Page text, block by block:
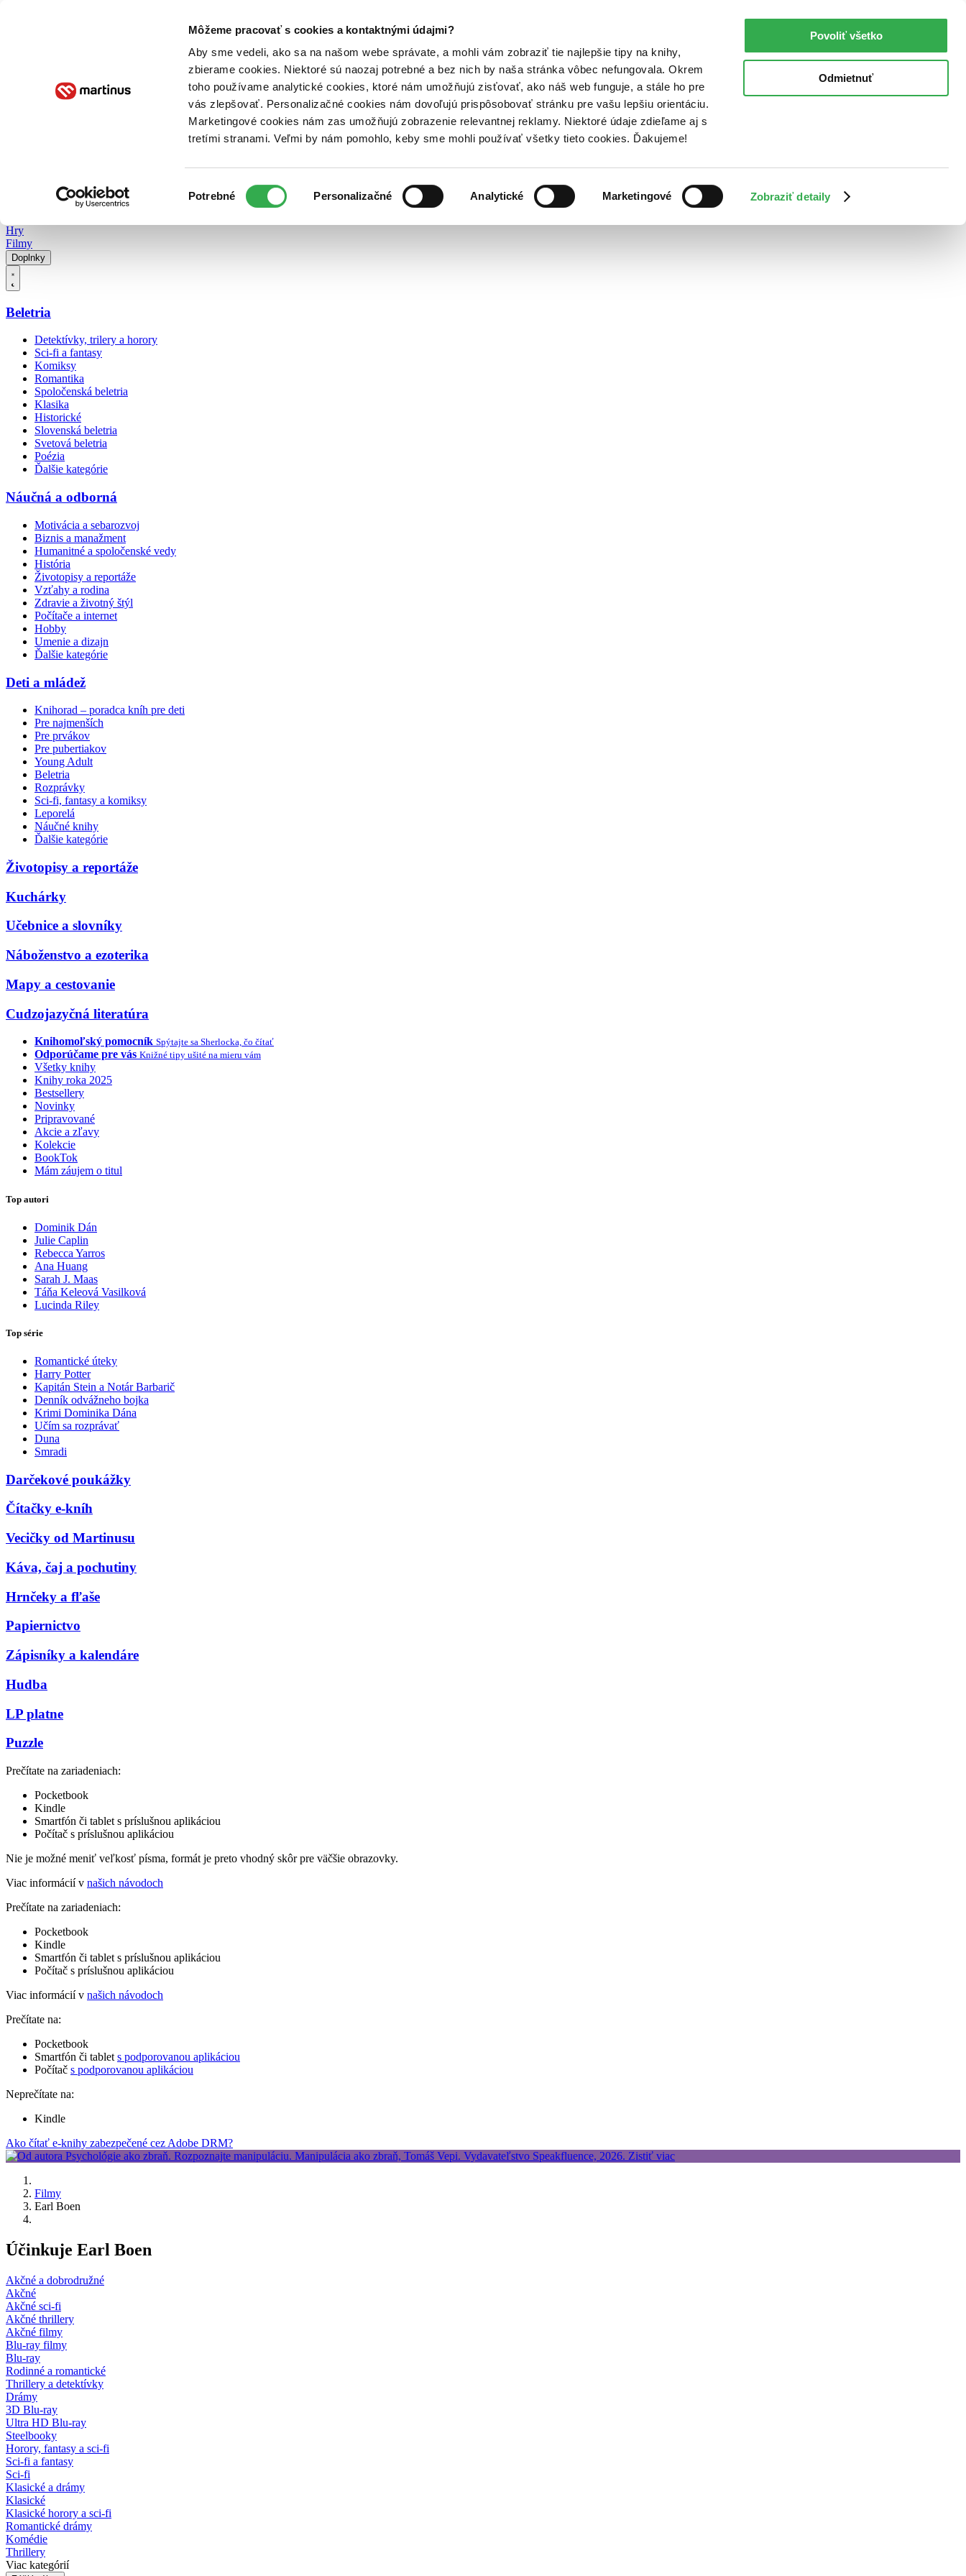
Môžeme pracovať s cookies a kontaktnými údajmi?
Aby sme vedeli, ako sa na našom webe správate, a mohli vám zobraziť tie najlepšie tipy na knihy,
zbierame cookies. Niektoré sú naozaj potrebné a bez nich by naša stránka vôbec nefungovala. Okrem
toho používame analytické cookies, ktoré nám umožňujú zisťovať, ako náš web funguje, a stále ho pre
vás zlepšovať. Personalizačné cookies nám dovoľujú prispôsobovať stránku pre vašu lepšiu orientáciu.
Marketingové cookies nám zas umožňujú zobrazenie relevantnej reklamy. Niektoré údaje zdieľame aj s
tretími stranami. Veľmi by nám pomohlo, keby sme mohli používať všetky tieto cookies. Ďakujeme!
súhlasu
Potrebné Personalizačné Analytické Marketingové Zobraziť detaily
Povoliť všetko
Odmietnuť
Poukážky Kontakt
Hry
Filmy
Doplnky
Beletria
Detektívky, trilery a horory
Sci-fi a fantasy
Komiksy
Romantika
Spoločenská beletria
Klasika
Historické
Slovenská beletria
Svetová beletria
Poézia
Ďalšie kategórie
Náučná a odborná
Motivácia a sebarozvoj
Biznis a manažment
Humanitné a spoločenské vedy
História
Životopisy a reportáže
Vzťahy a rodina
Zdravie a životný štýl
Počítače a internet
Hobby
Umenie a dizajn
Ďalšie kategórie
Deti a mládež
Knihorad – poradca kníh pre deti
Pre najmenších
Pre prvákov
Pre pubertiakov
Young Adult
Beletria
Rozprávky
Sci-fi, fantasy a komiksy
Leporelá
Náučné knihy
Ďalšie kategórie
Životopisy a reportáže
Kuchárky
Učebnice a slovníky
Náboženstvo a ezoterika
Mapy a cestovanie
Cudzojazyčná literatúra
Knihomoľský pomocník Spýtajte sa Sherlocka, čo čítať
Odporúčame pre vás Knižné tipy ušité na mieru vám
Všetky knihy
Knihy roka 2025
Bestsellery
Novinky
Pripravované
Akcie a zľavy
Kolekcie
BookTok
Mám záujem o titul
Top autori
Dominik Dán
Julie Caplin
Rebecca Yarros
Ana Huang
Sarah J. Maas
Táňa Keleová Vasilková
Lucinda Riley
Top série
Romantické úteky
Harry Potter
Kapitán Stein a Notár Barbarič
Denník odvážneho bojka
Krimi Dominika Dána
Učím sa rozprávať
Duna
Smradi
Darčekové poukážky
Čítačky e-kníh
Vecičky od Martinusu
Káva, čaj a pochutiny
Hrnčeky a fľaše
Papiernictvo
Zápisníky a kalendáre
Hudba
LP platne
Puzzle
Prečítate na zariadeniach:
Pocketbook
Kindle
Smartfón či tablet s príslušnou aplikáciou
Počítač s príslušnou aplikáciou
Nie je možné meniť veľkosť písma, formát je preto vhodný skôr pre väčšie obrazovky.
Viac informácií v našich návodoch
Prečítate na zariadeniach:
Pocketbook
Kindle
Smartfón či tablet s príslušnou aplikáciou
Počítač s príslušnou aplikáciou
Viac informácií v našich návodoch
Prečítate na:
Pocketbook
Smartfón či tablet s podporovanou aplikáciou
Počítač s podporovanou aplikáciou
Neprečítate na:
Kindle
Ako čítať e-knihy zabezpečené cez Adobe DRM?
Filmy
Earl Boen
Účinkuje Earl Boen
Akčné a dobrodružné
Akčné
Akčné sci-fi
Akčné thrillery
Akčné filmy
Blu-ray filmy
Blu-ray
Rodinné a romantické
Thrillery a detektívky
Drámy
3D Blu-ray
Ultra HD Blu-ray
Steelbooky
Horory, fantasy a sci-fi
Sci-fi a fantasy
Sci-fi
Klasické a drámy
Klasické
Klasické horory a sci-fi
Romantické drámy
Komédie
Thrillery
Viac kategórií